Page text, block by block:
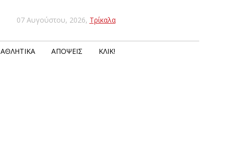
07 Αυγούστου, 2026, Τρίκαλα
ΑΘΛΗΤΙΚΆ ΑΠΌΨΕΙΣ ΚΛΙΚ!